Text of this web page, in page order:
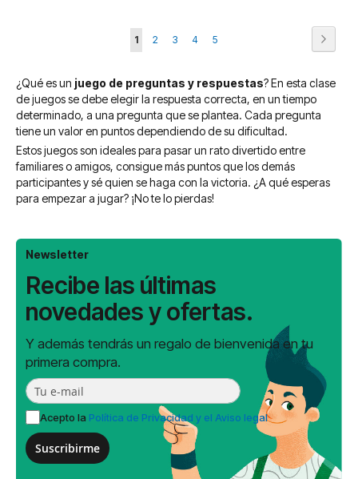
Página
Actualmente
leyendo
página
1 Página
2 Página
3 Página
4 Página
5
¿Qué es un juego de preguntas y respuestas? En esta clase
de juegos se debe elegir la respuesta correcta, en un tiempo
determinado, a una pregunta que se plantea. Cada pregunta
tiene un valor en puntos dependiendo de su dificultad.
Estos juegos son ideales para pasar un rato divertido entre
familiares o amigos, consigue más puntos que los demás
participantes y sé quien se haga con la victoria. ¿A qué esperas
para empezar a jugar? ¡No te lo pierdas!
Newsletter
Recibe las últimas
novedades y ofertas.
Y además tendrás un regalo de bienvenida en tu
primera compra.
Acepto la Política de Privacidad y el Aviso legal
Suscribirme